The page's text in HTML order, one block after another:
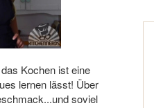
Kochen ist eine
lernen lässt! Über
soviel